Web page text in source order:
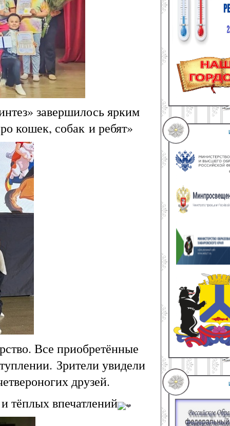
завершилось ярким
кошек, собак и ребят»
Все приобретённые
Зрители увидели
друзей.
тёплых впечатлений